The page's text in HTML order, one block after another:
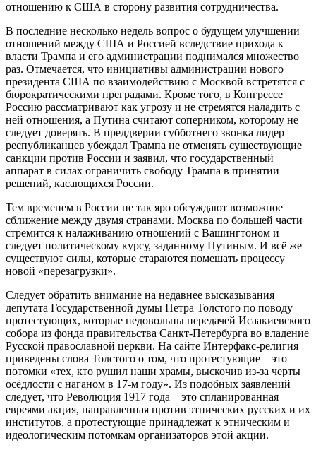
отношению к США в сторону развития сотрудничества.
В последние несколько недель вопрос о будущем улучшении
отношений между США и Россией вследствие прихода к
власти Трампа и его администрации поднимался множество
раз. Отмечается, что инициативы администрации нового
президента США по взаимодействию с Москвой встретятся с
бюрократическими преградами. Кроме того, в Конгрессе
Россию рассматривают как угрозу и не стремятся наладить с
ней отношения, а Путина считают соперником, которому не
следует доверять. В преддверии субботнего звонка лидер
республиканцев убеждал Трампа не отменять существующие
санкции против России и заявил, что государственный
аппарат в силах ограничить свободу Трампа в принятии
решений, касающихся России.
Тем временем в России не так яро обсуждают возможное
сближение между двумя странами. Москва по большей части
стремится к налаживанию отношений с Вашингтоном и
следует политическому курсу, заданному Путиным. И всё же
существуют силы, которые стараются помешать процессу
новой «перезагрузки».
Следует обратить внимание на недавнее высказывания
депутата Государственной думы Петра Толстого по поводу
протестующих, которые недовольны передачей Исаакиевского
собора из фонда правительства Санкт-Петербурга во владение
Русской православной церкви. На сайте Интерфакс-религия
приведены слова Толстого о том, что протестующие – это
потомки «тех, кто рушил наши храмы, выскочив из-за черты
осёдлости с наганом в 17-м году». Из подобных заявлений
следует, что Революция 1917 года – это спланированная
евреями акция, направленная против этнических русских и их
институтов, а протестующие принадлежат к этническим и
идеологическим потомкам организаторов этой акции.